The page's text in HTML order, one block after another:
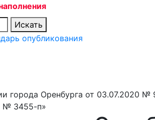
Искать
опубликования
города Оренбурга от 03.07.2020 №
№ 3455-п»